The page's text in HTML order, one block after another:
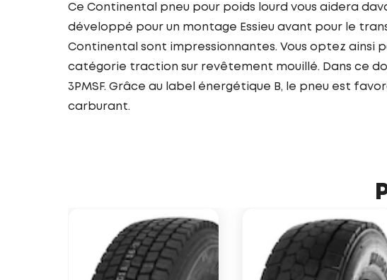
Ce Continental pneu pour poids lourd vous aidera
développé pour un montage Essieu avant pour le
Continental sont impressionnantes. Vous optez ainsi
catégorie traction sur revêtement mouillé. Dans ce
3PMSF. Grâce au label énergétique B, le pneu est
carburant.